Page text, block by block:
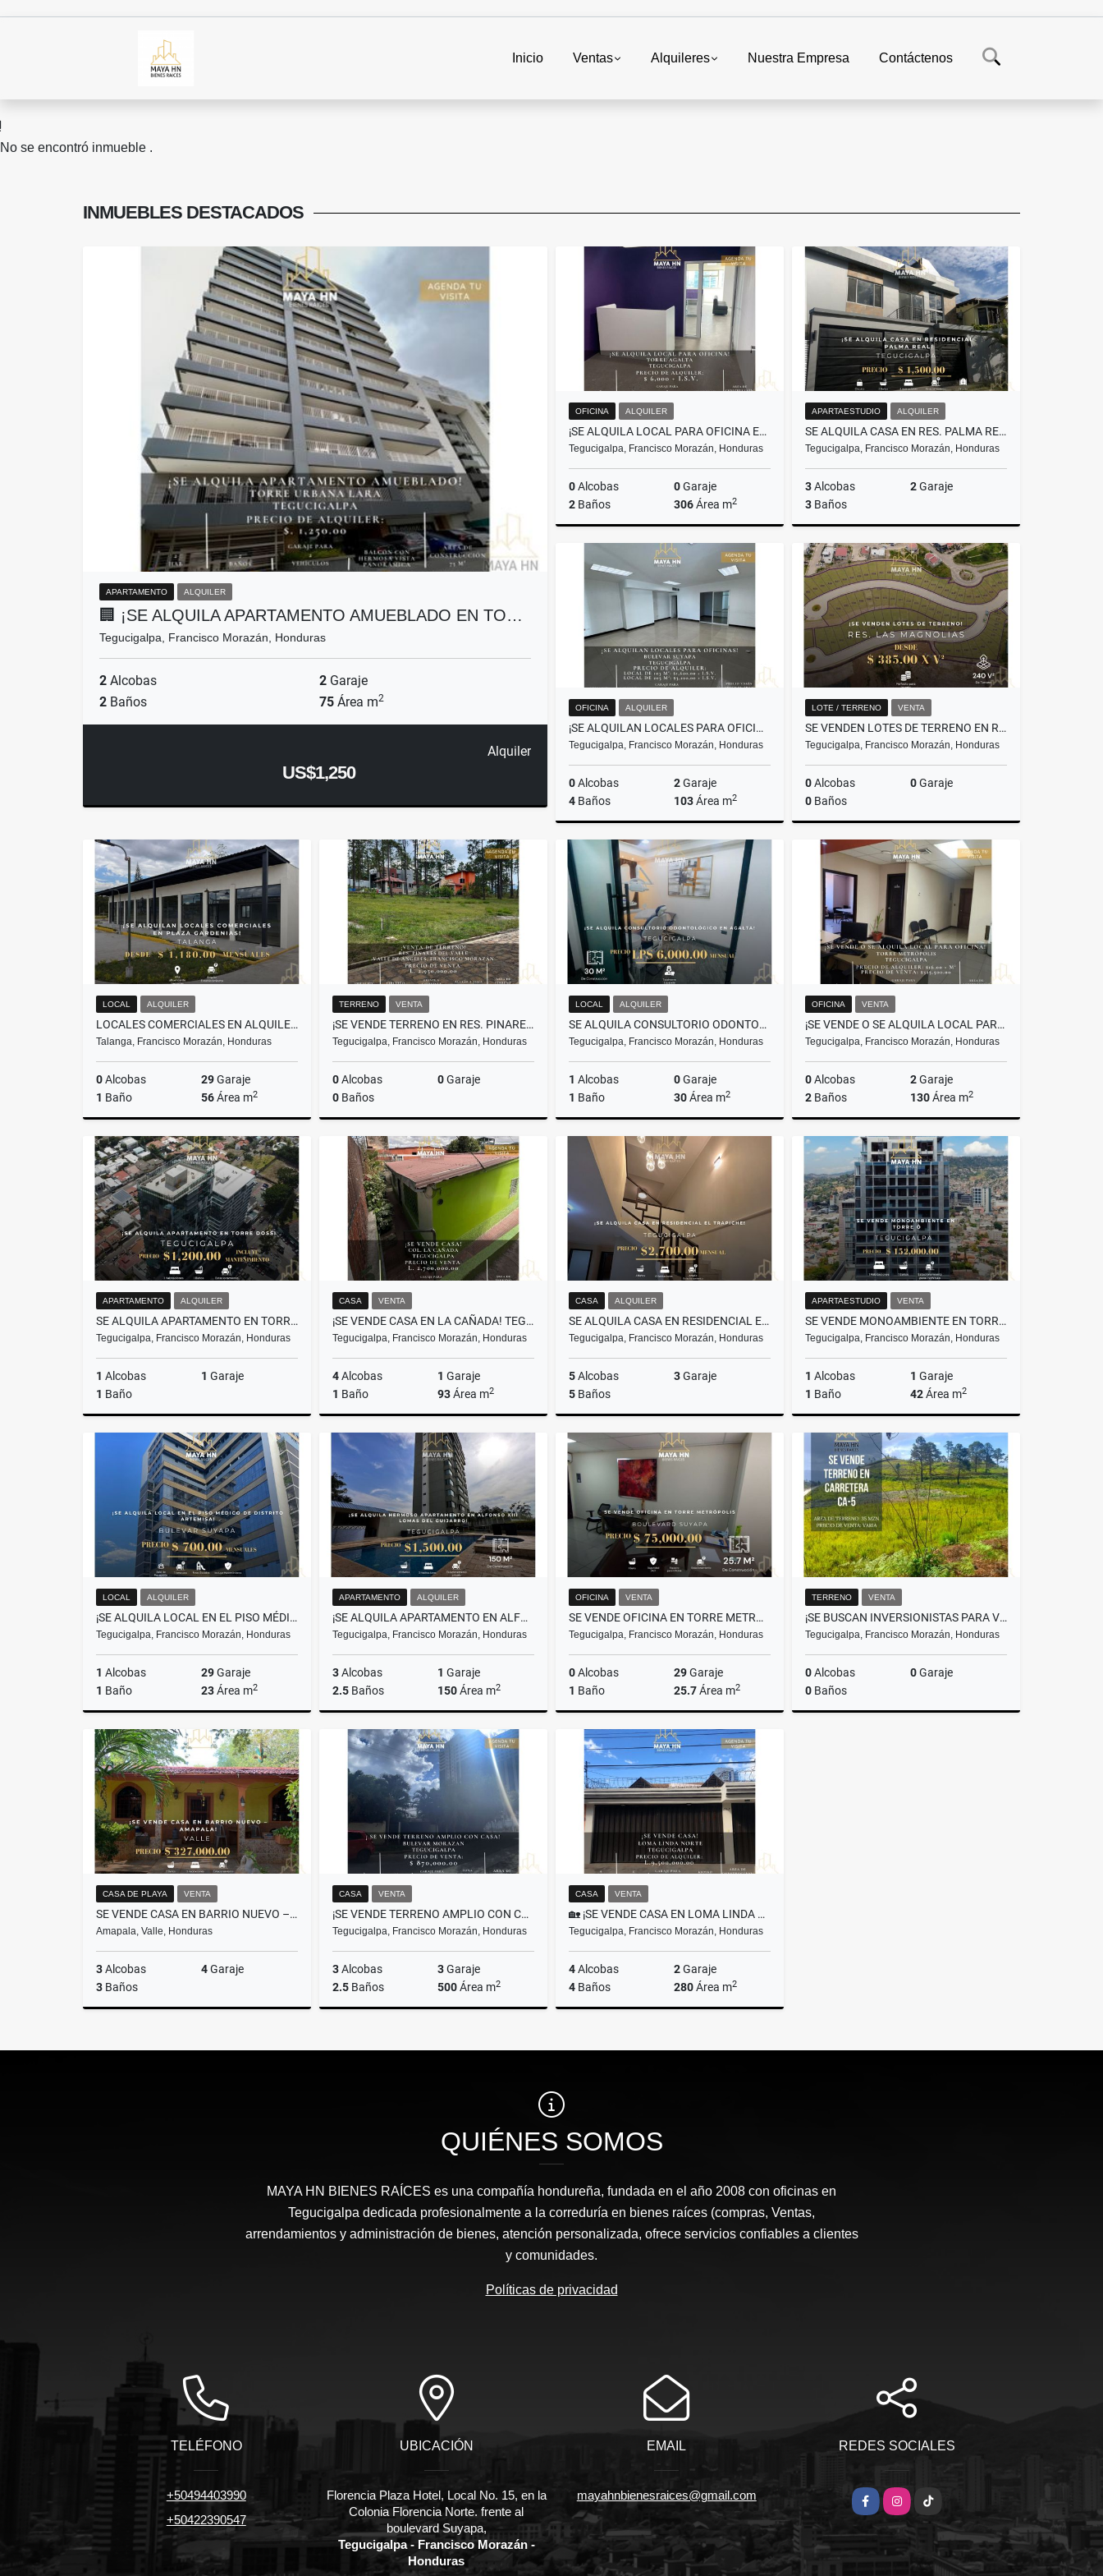
Inicio Ventas Alquileres Nuestra Empresa Contáctenos
No se encontró inmueble .
INMUEBLES DESTACADOS
APARTAMENTO ALQUILER
🏢 ¡SE ALQUILA APARTAMENTO AMUEBLADO EN TO…
Tegucigalpa, Francisco Morazán, Honduras
2 Alcobas 2 Garaje
2 Baños 75 Área m2
Alquiler
US$1,250
OFICINA ALQUILER
¡SE ALQUILA LOCAL PARA OFICINA EN TORRE AGALTA! TEGUCIGALPA
Tegucigalpa, Francisco Morazán, Honduras
0Alcobas 0Garaje
2 Baños 306Área m2
Alquiler
US$6,000
APARTAESTUDIO ALQUILER
SE ALQUILA CASA EN RES. PALMA REAL
Tegucigalpa, Francisco Morazán, Honduras
3Alcobas 2Garaje
3 Baños
Alquiler
US$1,500
OFICINA ALQUILER
¡SE ALQUILAN LOCALES PARA OFICINA! BULEVAR SUYAPA, TEGUCIGALPA
Tegucigalpa, Francisco Morazán, Honduras
0Alcobas 2Garaje
4 Baños 103Área m2
Alquiler
US$1,620
LOTE / TERRENO VENTA
SE VENDEN LOTES DE TERRENO EN RES. LAS MAGNOLIAS-TEGUCIGALPA
Tegucigalpa, Francisco Morazán, Honduras
0Alcobas 0Garaje
0 Baños
Venta
US$92,400
LOCAL ALQUILER
LOCALES COMERCIALES EN ALQUILER EN TALANGA, FRANCISCO MORAZÁN
Talanga, Francisco Morazán, Honduras
0Alcobas 29Garaje
1 Baño 56Área m2
Alquiler
US$1,180
TERRENO VENTA
¡SE VENDE TERRENO EN RES. PINARES DEL VALLE! VALLE DE ÁNGELES
Tegucigalpa, Francisco Morazán, Honduras
0Alcobas 0Garaje
0 Baños
Venta
L2,950,000
LOCAL ALQUILER
SE ALQUILA CONSULTORIO ODONTOLÓGICO EN AGALTA.
Tegucigalpa, Francisco Morazán, Honduras
1 Alcobas 0Garaje
1 Baño 30Área m2
L6,000
OFICINA VENTA
¡SE VENDE O SE ALQUILA LOCAL PARA OFICINA EN TORRE METRÓPOLIS!
Tegucigalpa, Francisco Morazán, Honduras
0Alcobas 2Garaje
2 Baños 130Área m2
Venta
US$325,500
Alquiler
US$2,080
APARTAMENTO ALQUILER
SE ALQUILA APARTAMENTO EN TORRE DOSS – TEGUCIGALPA
Tegucigalpa, Francisco Morazán, Honduras
1 Alcobas 1 Garaje
1 Baño
Alquiler
US$1,200
CASA VENTA
¡SE VENDE CASA EN LA CAÑADA! TEGUCIGALPA
Tegucigalpa, Francisco Morazán, Honduras
4Alcobas 1 Garaje
1 Baño 93Área m2
Venta
L2,700,000
CASA ALQUILER
SE ALQUILA CASA EN RESIDENCIAL EL TRAPICHE
Tegucigalpa, Francisco Morazán, Honduras
5Alcobas 3Garaje
5 Baños
Alquiler
US$2,700
APARTAESTUDIO VENTA
SE VENDE MONOAMBIENTE EN TORRE Ô - TEGUCIGALPA
Tegucigalpa, Francisco Morazán, Honduras
1 Alcobas 1 Garaje
1 Baño 42Área m2
Venta
US$152,000
LOCAL ALQUILER
¡SE ALQUILA LOCAL EN EL PISO MÉDICO DE DISTRITO ARTEMISA!
Tegucigalpa, Francisco Morazán, Honduras
1 Alcobas 29Garaje
1 Baño 23Área m2
Alquiler
US$700
APARTAMENTO ALQUILER
¡SE ALQUILA APARTAMENTO EN ALFONSO XIII, LOMAS DEL GUIJARRO!
Tegucigalpa, Francisco Morazán, Honduras
3Alcobas 1 Garaje
2.5 Baños 150Área m2
Alquiler
US$1,500
OFICINA VENTA
SE VENDE OFICINA EN TORRE METRÓPOLIS, BOULEVARD SUYAPA
Tegucigalpa, Francisco Morazán, Honduras
0Alcobas 29Garaje
1 Baño 25.7Área m2
Venta
US$75,000
TERRENO VENTA
¡SE BUSCAN INVERSIONISTAS PARA VENTA DE TERRENO EN CARRETERA CA-5!
Tegucigalpa, Francisco Morazán, Honduras
0Alcobas 0Garaje
0 Baños
CASA DE PLAYA VENTA
SE VENDE CASA EN BARRIO NUEVO – AMAPALA, VALLE
Amapala, Valle, Honduras
3Alcobas 4Garaje
3 Baños
US$327,000
CASA VENTA
¡SE VENDE TERRENO AMPLIO CON CASA EN BLVD MORAZAN!
Tegucigalpa, Francisco Morazán, Honduras
3Alcobas 3Garaje
2.5 Baños 500Área m2
US$870,000
CASA VENTA
🏡 ¡SE VENDE CASA EN LOMA LINDA NORTE!
Tegucigalpa, Francisco Morazán, Honduras
4Alcobas 2Garaje
4 Baños 280Área m2
L9,500,000
QUIÉNES SOMOS
MAYA HN BIENES RAÍCES​ es una compañía hondureña, fundada en el año 2008 con oficinas en
Tegucigalpa dedicada profesionalmente a la correduría en bienes raíces (compras, Ventas,
arrendamientos y administración de bienes, atención personalizada, ofrece servicios confiables a clientes
y comunidades.
Políticas de privacidad
TELÉFONO
+50494403990
+50422390547
UBICACIÓN
Florencia Plaza Hotel, Local No. 15, en la
Colonia Florencia Norte. frente al
boulevard Suyapa,
Tegucigalpa - Francisco Morazán -
Honduras
EMAIL
mayahnbienesraices@gmail.com
REDES SOCIALES
FacebookInstagram
TikTok